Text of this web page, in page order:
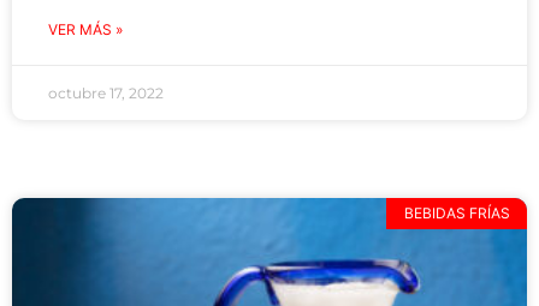
VER MÁS »
octubre 17, 2022
BEBIDAS FRÍAS